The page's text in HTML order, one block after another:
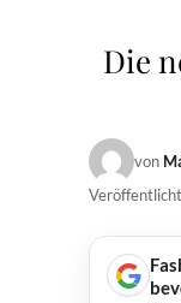
Die
von